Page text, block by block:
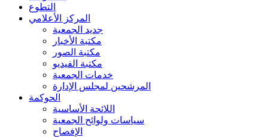
التطوع
المركز الأعلامي
جديد الجمعية
مكتبة الأخبار
مكتبة الصور
مكتبة الفيديو
خدمات الجمعية
المرشحين لمجلس الإدارة
الحوكمة
اللائحة الأساسية
سياسات ولوائح الجمعية
الإفصاح